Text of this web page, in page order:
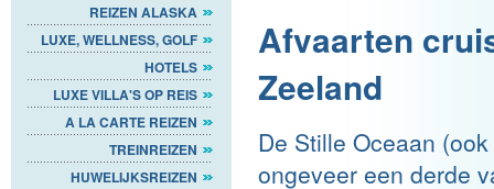
REIZEN ALASKA
LUXE, WELLNESS, GOLF
HOTELS
LUXE VILLA'S OP REIS
A LA CARTE REIZEN
TREINREIZEN
HUWELIJKSREIZEN
Afvaarten
Zeeland
De Stille Oceaan
ongeveer een derde